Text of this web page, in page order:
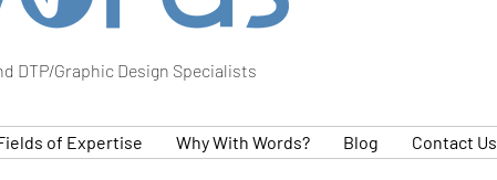
DTP/Graphic Design Specialists
of Expertise Why With Words? Blog Contact Us